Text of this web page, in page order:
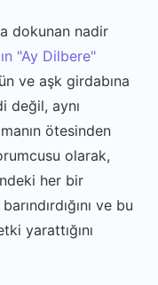
dokunan nadir
"Ay Dilbere"
ve aşk girdabına
değil, aynı
ötesinden
olarak,
her bir
ve bu
yarattığını